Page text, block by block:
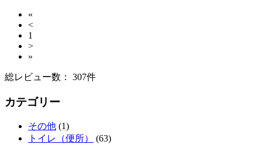
«
<
1
>
»
総レビュー数： 307件
カテゴリー
その他 (1)
トイレ（便所）
(63)